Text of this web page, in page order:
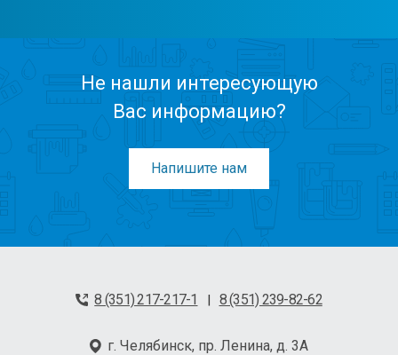
Не нашли интересующую
Вас информацию?
Напишите нам
8 (351) 217-217-1 | 8 (351) 239-82-62
г. Челябинск, пр. Ленина, д. 3А